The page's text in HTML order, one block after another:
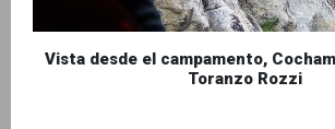
Vista desde el campamento,
Toranzo Rozzi